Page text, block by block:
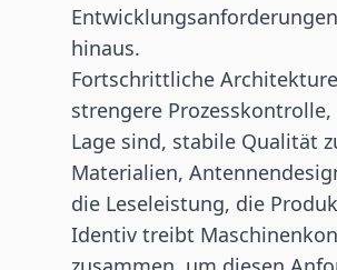
hinaus.
Fortschrittliche
strengere
Lage sind, stabile Qualität
Materialien,
die Leseleistung, die
Identiv treibt